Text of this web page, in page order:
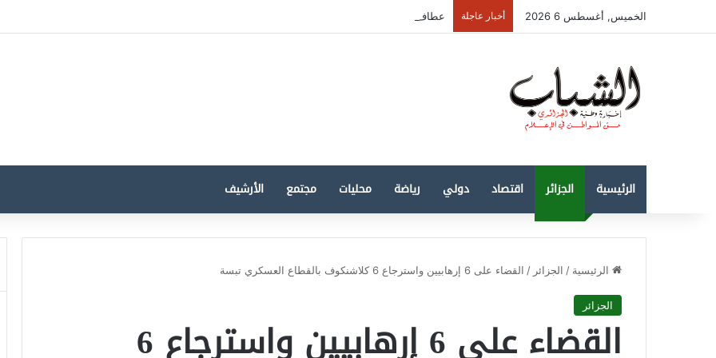
الخميس, أغسطس 6 2026 أخبار عاجلة عطاف: الجزائر مستعدة للانخراط في كل الجهود لحماية القدس ودعم صمود الفلسطينيين
الرئيسية الجزائر اقتصاد دولي رياضة محليات مجتمع الأرشيف
الرئيسية / الجزائر / القضاء على 6 إرهابيين واسترجاع 6 كلاشنكوف بالقطاع العسكري تبسة
الجزائر
القضاء على 6 إرهابيين واسترجاع 6